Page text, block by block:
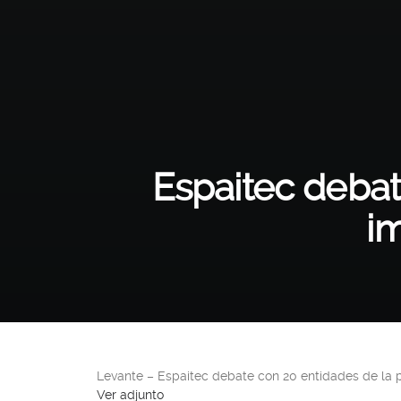
Espaitec
Levante – Espaitec debate con 20 entidades de
Ver adjunto